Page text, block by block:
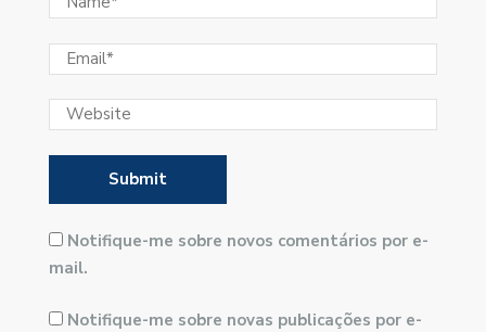
Notifique-me sobre novos comentários por e-
mail.
Notifique-me sobre novas publicações por e-